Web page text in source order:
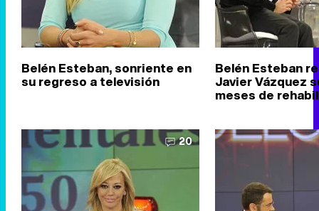
Belén Esteban, sonriente en
su regreso a televisión
Belén Esteban
Javier Vázquez
meses de
20